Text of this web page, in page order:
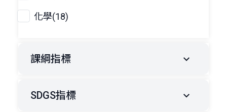
化學(18)
課綱指標
SDGS指標